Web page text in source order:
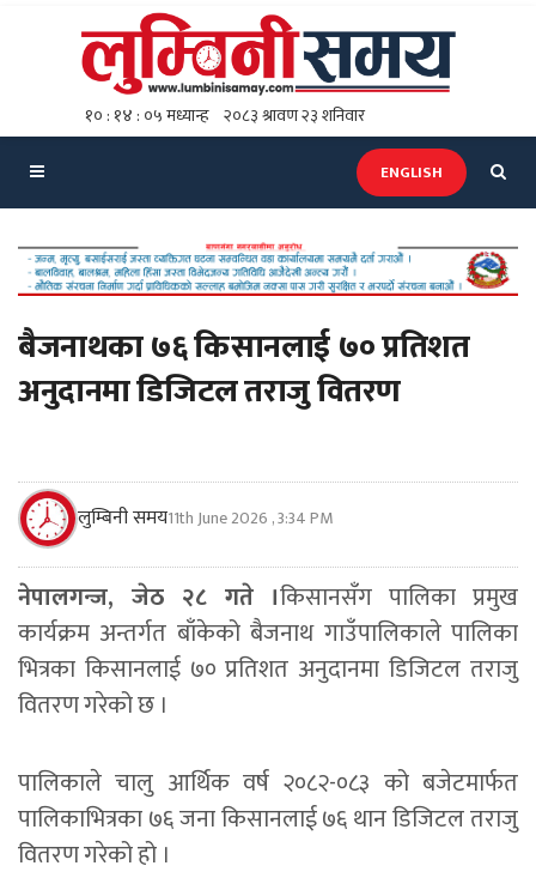
ENGLISH
बैजनाथका ७६ किसानलाई ७० प्रतिशत
अनुदानमा डिजिटल तराजु वितरण
लुम्बिनी समय11th June 2026 , 3:34 PM
नेपालगन्ज, जेठ २८ गते ।किसानसँग पालिका प्रमुख
कार्यक्रम अन्तर्गत बाँकेको बैजनाथ गाउँपालिकाले पालिका
भित्रका किसानलाई ७० प्रतिशत अनुदानमा डिजिटल तराजु
वितरण गरेको छ ।
पालिकाले चालु आर्थिक वर्ष २०८२-०८३ को बजेटमार्फत
पालिकाभित्रका ७६ जना किसानलाई ७६ थान डिजिटल तराजु
वितरण गरेको हो ।